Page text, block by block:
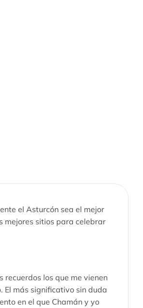
el Asturcón sea el mejor
mejores sitios para celebrar
recuerdos los que me vienen
El más significativo sin duda
en el que Chamán y yo